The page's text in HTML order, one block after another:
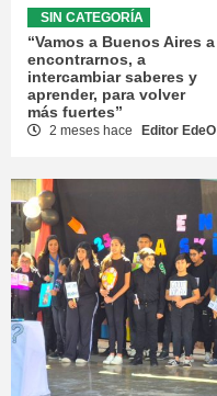
SIN CATEGORÍA
“Vamos a Buenos Aires a
encontrarnos, a
intercambiar saberes y
aprender, para volver
más fuertes”
2 meses hace Editor EdeO